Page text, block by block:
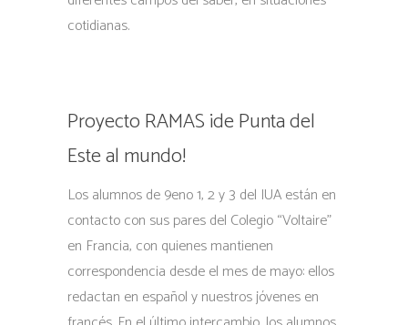
cotidianas.
Proyecto RAMAS ¡de Punta del
Este al mundo!
Los alumnos de 9eno 1, 2 y 3 del IUA están en
contacto con sus pares del Colegio “Voltaire”
en Francia, con quienes mantienen
correspondencia desde el mes de mayo: ellos
redactan en español y nuestros jóvenes en